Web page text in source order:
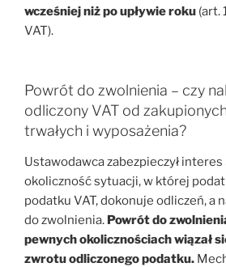
wcześniej niż po upływie roku (art.
VAT).
Powrót do zwolnienia – czy
odliczony VAT od
trwałych i wyposażenia?
Ustawodawca zabezpieczył
okoliczność sytuacji, w której
podatku VAT, dokonuje odliczeń, a
do zwolnienia. Powrót do
pewnych okolicznościach wiązał
zwrotu odliczonego podatku.